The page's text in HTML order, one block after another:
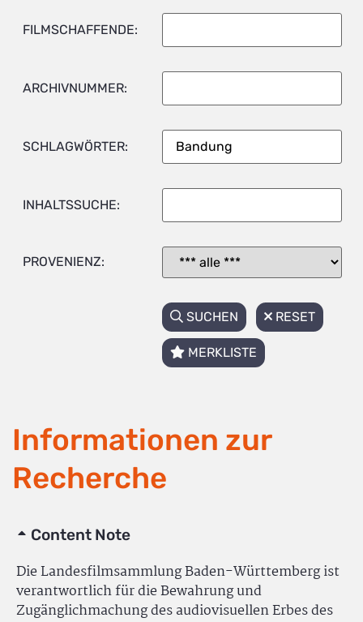
FILMSCHAFFENDE:
ARCHIVNUMMER:
SCHLAGWÖRTER:
INHALTSSUCHE:
PROVENIENZ:
SUCHEN RESET
MERKLISTE
Informationen zur
Recherche
Content Note
Die Landesfilmsammlung Baden-Württemberg ist
verantwortlich für die Bewahrung und
Zugänglichmachung des audiovisuellen Erbes des